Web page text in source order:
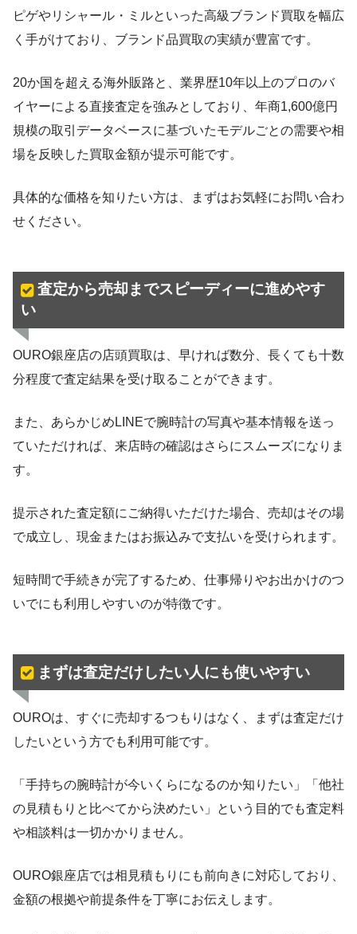
ピゲやリシャール・ミルといった高級ブランド買取を幅広
く手がけており、ブランド品買取の実績が豊富です。
20か国を超える海外販路と、業界歴10年以上のプロのバ
イヤーによる直接査定を強みとしており、年商1,600億円
規模の取引データベースに基づいたモデルごとの需要や相
場を反映した買取金額が提示可能です。
具体的な価格を知りたい方は、まずはお気軽にお問い合わ
せください。
査定から売却までスピーディーに進めやす
い
OURO銀座店の店頭買取は、早ければ数分、長くても十数
分程度で査定結果を受け取ることができます。
また、あらかじめLINEで腕時計の写真や基本情報を送っ
ていただければ、来店時の確認はさらにスムーズになりま
す。
提示された査定額にご納得いただけた場合、売却はその場
で成立し、現金またはお振込みで支払いを受けられます。
短時間で手続きが完了するため、仕事帰りやお出かけのつ
いでにも利用しやすいのが特徴です。
まずは査定だけしたい人にも使いやすい
OUROは、すぐに売却するつもりはなく、まずは査定だけ
したいという方でも利用可能です。
「手持ちの腕時計が今いくらになるのか知りたい」「他社
の見積もりと比べてから決めたい」という目的でも査定料
や相談料は一切かかりません。
OURO銀座店では相見積もりにも前向きに対応しており、
金額の根拠や前提条件を丁寧にお伝えします。